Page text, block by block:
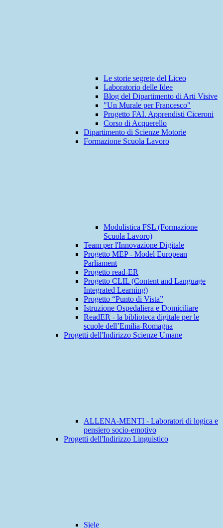
Le storie segrete del Liceo
Laboratorio delle Idee
Blog del Dipartimento di Arti Visive
"Un Murale per Francesco"
Progetto FAI. Apprendisti Ciceroni
Corso di Acquerello
Dipartimento di Scienze Motorie
Formazione Scuola Lavoro
Modulistica FSL (Formazione
Scuola Lavoro)
Team per l'Innovazione Digitale
Progetto MEP - Model European
Parliament
Progetto read-ER
Progetto CLIL (Content and Language
Integrated Learning)
Progetto “Punto di Vista”
Istruzione Ospedaliera e Domiciliare
ReadER - la biblioteca digitale per le
scuole dell’Emilia-Romagna
Progetti dell'Indirizzo Scienze Umane
ALLENA-MENTI - Laboratori di logica e
pensiero socio-emotivo
Progetti dell'Indirizzo Linguistico
Siele